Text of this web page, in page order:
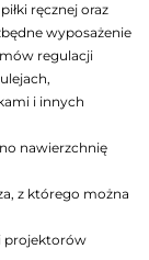
ręcznej oraz
wyposażenie
regulacji
i innych
nawierzchnię
z którego można
projektorów